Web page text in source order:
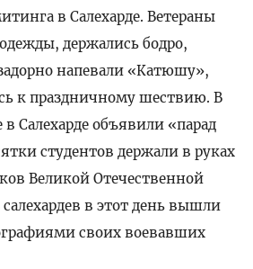
в Салехарде. Ветераны
держались бодро,
напевали «Катюшу»,
к праздничному шествию. В
Салехарде объявили «парад
студентов держали в руках
Великой Отечественной
в этот день вышли
своих воевавших